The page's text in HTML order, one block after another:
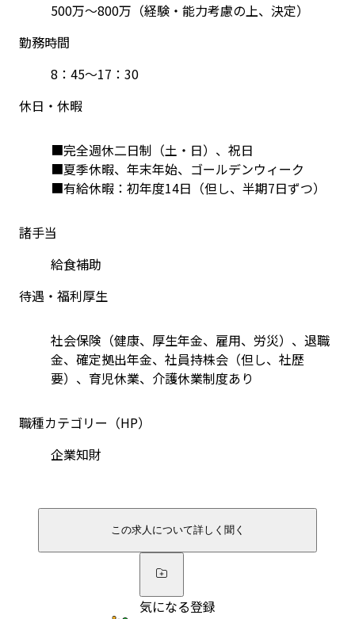
500万～800万（経験・能力考慮の上、決定）
勤務時間
8：45～17：30
休日・休暇
■完全週休二日制（土・日）、祝日
■夏季休暇、年末年始、ゴールデンウィーク
■有給休暇：初年度14日（但し、半期7日ずつ）
諸手当
給食補助
待遇・福利厚生
社会保険（健康、厚生年金、雇用、労災）、退職
金、確定拠出年金、社員持株会（但し、社歴
要）、育児休業、介護休業制度あり
職種カテゴリー（HP）
企業知財
この求人について詳しく聞く
気になる登録